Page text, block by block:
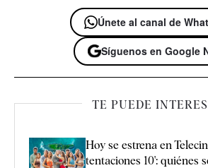
Únete al canal de
Síguenos en Google
TE PUEDE
Hoy se estrena en
tentaciones 10': quiénes